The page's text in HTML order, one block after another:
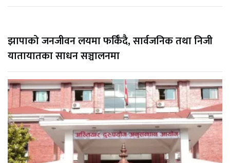
झापाको जनजीवन लयमा फर्किँदै, सार्वजनिक तथा निजी
यातायातका साधन सञ्चालनमा